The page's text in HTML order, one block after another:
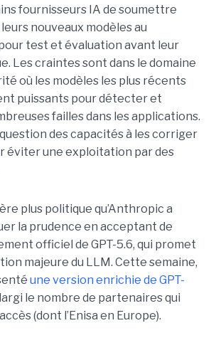
fournisseurs IA de soumettre
nouveaux modèles au
test et évaluation avant leur
Les craintes sont dans le domaine
où les modèles les plus récents
puissants pour détecter et
failles dans les applications.
des capacités à les corriger
éviter une exploitation par des
plus politique qu’Anthropic a
la prudence en acceptant de
officiel de GPT-5.6, qui promet
majeure du LLM. Cette semaine,
une version enrichie de GPT-
le nombre de partenaires qui
(dont l’Enisa en Europe).